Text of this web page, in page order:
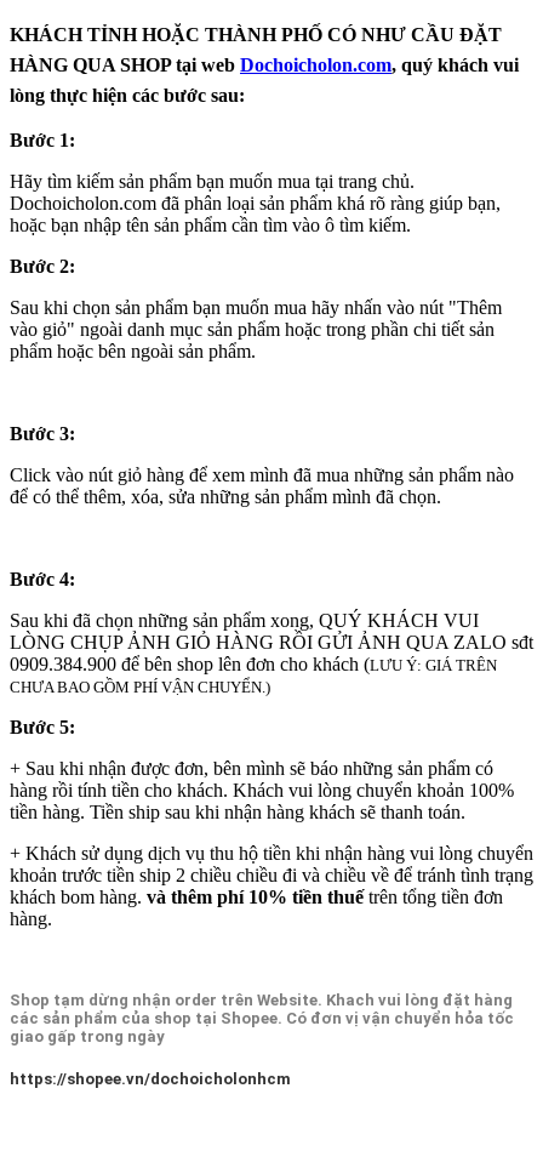
KHÁCH TỈNH HOẶC THÀNH PHỐ CÓ NHƯ CẦU ĐẶT
HÀNG QUA SHOP tại web Dochoicholon.com, quý khách vui
lòng thực hiện các bước sau:
Bước 1:
Hãy tìm kiếm sản phẩm bạn muốn mua tại trang chủ.
Dochoicholon.com đã phân loại sản phẩm khá rõ ràng giúp bạn,
hoặc bạn nhập tên sản phẩm cần tìm vào ô tìm kiếm.
Bước 2:
Sau khi chọn sản phẩm bạn muốn mua hãy nhấn vào nút "Thêm
vào giỏ" ngoài danh mục sản phẩm hoặc trong phần chi tiết sản
phẩm hoặc bên ngoài sản phẩm.
Bước 3:
Click vào nút giỏ hàng để xem mình đã mua những sản phẩm nào
để có thể thêm, xóa, sửa những sản phẩm mình đã chọn.
Bước 4:
Sau khi đã chọn những sản phẩm xong, QUÝ KHÁCH VUI
LÒNG CHỤP ẢNH GIỎ HÀNG RỒI GỬI ẢNH QUA ZALO sđt
0909.384.900 để bên shop lên đơn cho khách (LƯU Ý: GIÁ TRÊN
CHƯA BAO GỒM PHÍ VẬN CHUYỂN.)
Bước 5:
+ Sau khi nhận được đơn, bên mình sẽ báo những sản phẩm có
hàng rồi tính tiền cho khách. Khách vui lòng chuyển khoản 100%
tiền hàng. Tiền ship sau khi nhận hàng khách sẽ thanh toán.
+ Khách sử dụng dịch vụ thu hộ tiền khi nhận hàng vui lòng chuyển
khoản trước tiền ship 2 chiều chiều đi và chiều về để tránh tình trạng
khách bom hàng. và thêm phí 10% tiền thuếtrên tổng tiền đơn
hàng.
Shop tạm dừng nhận order trên Website. Khach vui lòng đặt hàng
các sản phẩm của shop tại Shopee. Có đơn vị vận chuyển hỏa tốc
giao gấp trong ngày
https://shopee.vn/dochoicholonhcm